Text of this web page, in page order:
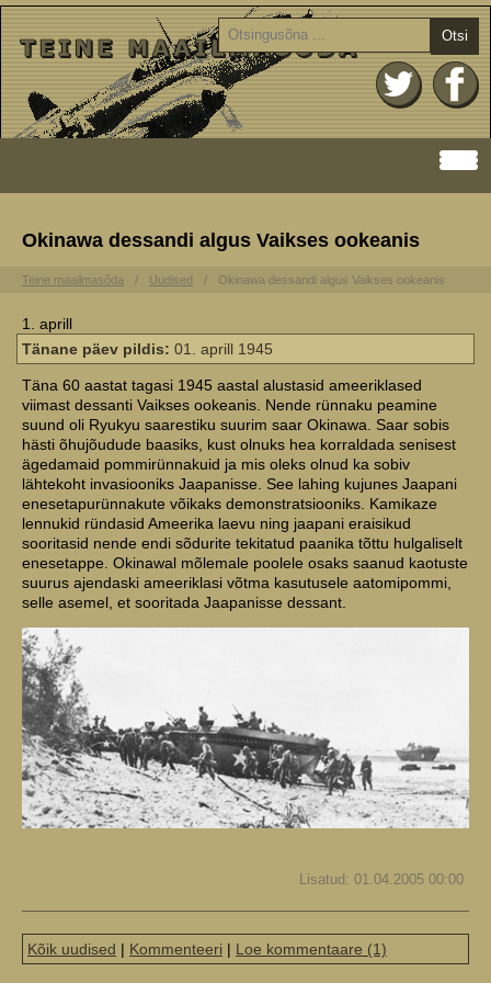
Otsi
Okinawa dessandi algus Vaikses ookeanis
Teine maailmasõda Uudised Okinawa dessandi algus Vaikses ookeanis
1. aprill
Tänane päev pildis: 01. aprill 1945
Täna 60 aastat tagasi 1945 aastal alustasid ameeriklased
viimast dessanti Vaikses ookeanis. Nende rünnaku peamine
suund oli Ryukyu saarestiku suurim saar Okinawa. Saar sobis
hästi õhujõudude baasiks, kust olnuks hea korraldada senisest
ägedamaid pommirünnakuid ja mis oleks olnud ka sobiv
lähtekoht invasiooniks Jaapanisse. See lahing kujunes Jaapani
enesetapurünnakute võikaks demonstratsiooniks. Kamikaze
lennukid ründasid Ameerika laevu ning jaapani eraisikud
sooritasid nende endi sõdurite tekitatud paanika tõttu hulgaliselt
enesetappe. Okinawal mõlemale poolele osaks saanud kaotuste
suurus ajendaski ameeriklasi võtma kasutusele aatomipommi,
selle asemel, et sooritada Jaapanisse dessant.
Lisatud: 01.04.2005 00:00
Kõik uudised | Kommenteeri | Loe kommentaare (1)